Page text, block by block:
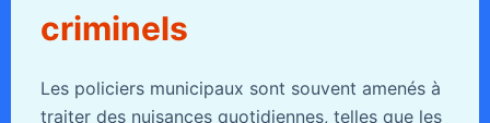
criminels
Les policiers municipaux sont souvent amenés à
traiter des nuisances quotidiennes, telles que les